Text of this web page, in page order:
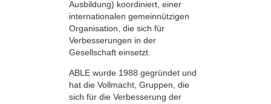
Ausbildung) koordiniert, einer
internationalen gemeinnützigen
Organisation, die sich für
Verbesserungen in der
Gesellschaft einsetzt.
ABLE wurde 1988 gegründet und
hat die Vollmacht, Gruppen, die
sich für die Verbesserung der